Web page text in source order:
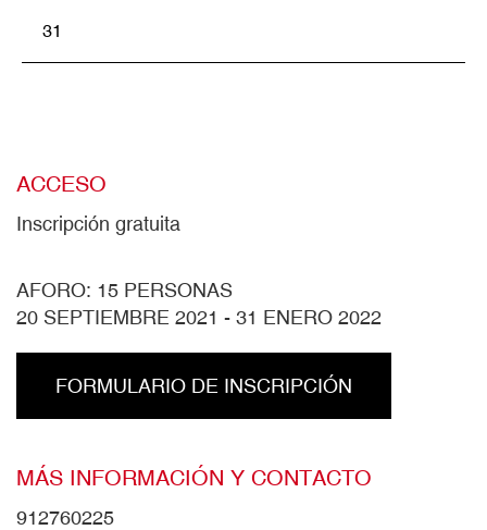
31
ACCESO
Inscripción gratuita
AFORO: 15 PERSONAS
20 SEPTIEMBRE 2021 - 31 ENERO 2022
FORMULARIO DE INSCRIPCIÓN
MÁS INFORMACIÓN Y CONTACTO
912760225